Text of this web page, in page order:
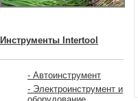
Инструменты Intertool
- Автоинструмент
- Электроинструмент и